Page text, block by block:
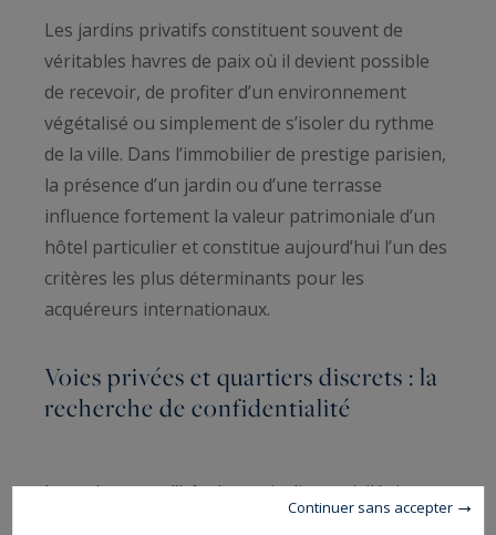
Les jardins privatifs constituent souvent de
véritables havres de paix où il devient possible
de recevoir, de profiter d’un environnement
végétalisé ou simplement de s’isoler du rythme
de la ville. Dans l’immobilier de prestige parisien,
la présence d’un jardin ou d’une terrasse
influence fortement la valeur patrimoniale d’un
hôtel particulier et constitue aujourd’hui l’un des
critères les plus déterminants pour les
acquéreurs internationaux.
Voies privées et quartiers discrets : la
recherche de confidentialité
Les acheteurs d’hôtels particuliers privilégient
également les adresses offrant un niveau élevé
Continuer sans accepter